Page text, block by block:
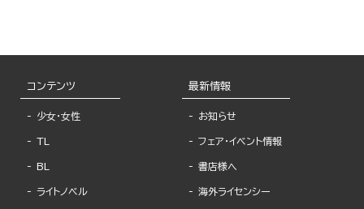
コンテンツ
少女・女性
TL
BL
ライトノベル
最新情報
お知らせ
フェア・イベント情報
書店様へ
海外ライセンシー